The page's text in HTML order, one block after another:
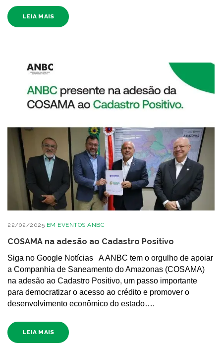
LEIA MAIS
22/02/2025 EM EVENTOS ANBC
COSAMA na adesão ao Cadastro Positivo
Siga no Google Notícias A ANBC tem o orgulho de apoiar
a Companhia de Saneamento do Amazonas (COSAMA)
na adesão ao Cadastro Positivo, um passo importante
para democratizar o acesso ao crédito e promover o
desenvolvimento econômico do estado….
LEIA MAIS